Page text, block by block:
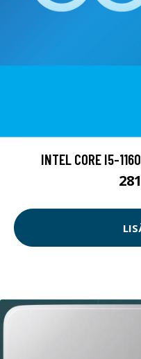
INTEL CORE I5-